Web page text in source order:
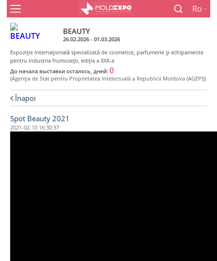
Ro
BEAUTY
26.02.2026 - 01.03.2026
Expoziţie internaţională specializată de cosmetice, parfumerie şi echipamente
pentru industria frumuseţii, ediţia a XXX-a
До начала выставки осталось, дней: 0
(Agenţia de Stat pentru Proprietatea Intelectuală a Republicii Moldova (AGEPI))
Înapoi
Spot Beauty 2021
2021-02-10 16:30:37